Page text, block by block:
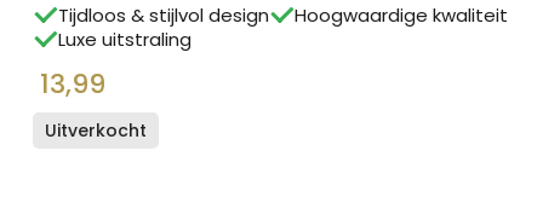
Tijdloos & stijlvol design
Hoogwaardige kwaliteit
Luxe uitstraling
13,99
Uitverkocht